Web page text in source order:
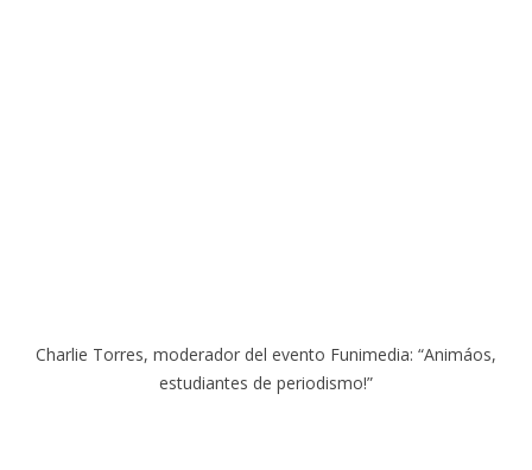
Charlie Torres, moderador del evento Funimedia: “Animáos,
estudiantes de periodismo!”